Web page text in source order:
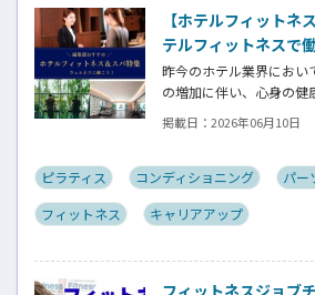
【ホテルフィットネ
テルフィットネスで
一般的なジムでは得
キャリア価値とは～
昨今のホテル業界におい
の増加に伴い、心身の健
た「ウェルネスツーリズ
なっています。そして、
指導者、ストレッチトレ
門スキルを持つ人材がホ
かす新たなステージの魅
掲載日： 2026年06月10日
ピラティス コンディショニング
パー
フィットネス
キャリアアップ